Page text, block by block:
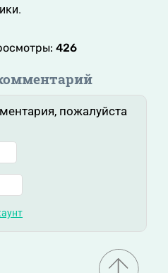
426
пожалуйста